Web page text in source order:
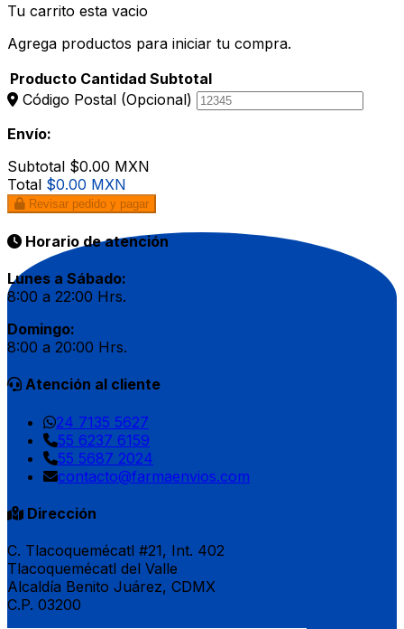
Tu carrito esta vacio
Agrega productos para iniciar tu compra.
Producto Cantidad Subtotal
Código Postal (Opcional)
Envío:
Subtotal $0.00 MXN
Total $0.00 MXN
Revisar pedido y pagar
Horario de atención
Lunes a Sábado:
8:00 a 22:00 Hrs.
Domingo:
8:00 a 20:00 Hrs.
Atención al cliente
24 7135 5627
55 6237 6159
55 5687 2024
contacto@farmaenvios.com
Dirección
C. Tlacoquemécatl #21, Int. 402
Tlacoquemécatl del Valle
Alcaldía Benito Juárez, CDMX
C.P. 03200